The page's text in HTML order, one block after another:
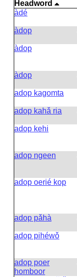
Headword
àdé
àdop
àdop
àdop
adop kagomta
adop kahǎ ria
adop kehi
adop ngeen
adop oerié kop
adop pǎhà
adop pihéwǒ
adop poer
homboor